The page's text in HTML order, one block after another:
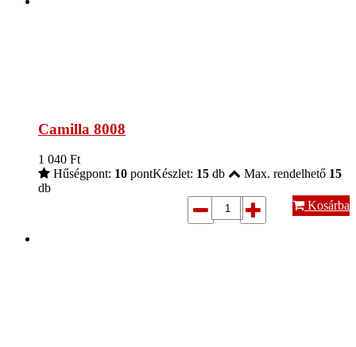
Camilla 8008
1 040 Ft
Hűségpont: 10 pontKészlet: 15 db Max. rendelhető 15
db
Kosárba